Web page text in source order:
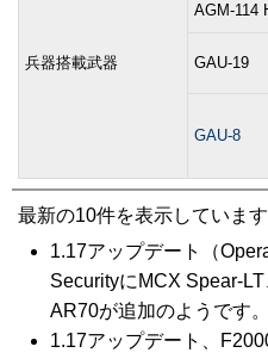
兵器搭載武器
AGM-114
GAU-19
GAU-8
最新の10件を表示しています
1.17アップデート（
SecurityにMCX Spear-
AR70が追加のようです
1.17アップデート、